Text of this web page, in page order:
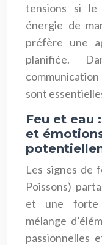
tensions si le
énergie de
préfère une
planifiée.
sont
Feu et eau
et
Les signes de
Poissons)
et une forte
mélange
passionnelles